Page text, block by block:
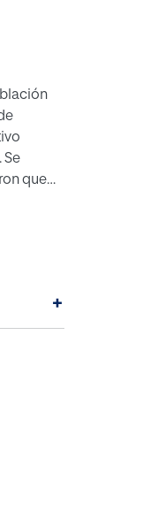
Se
que
+